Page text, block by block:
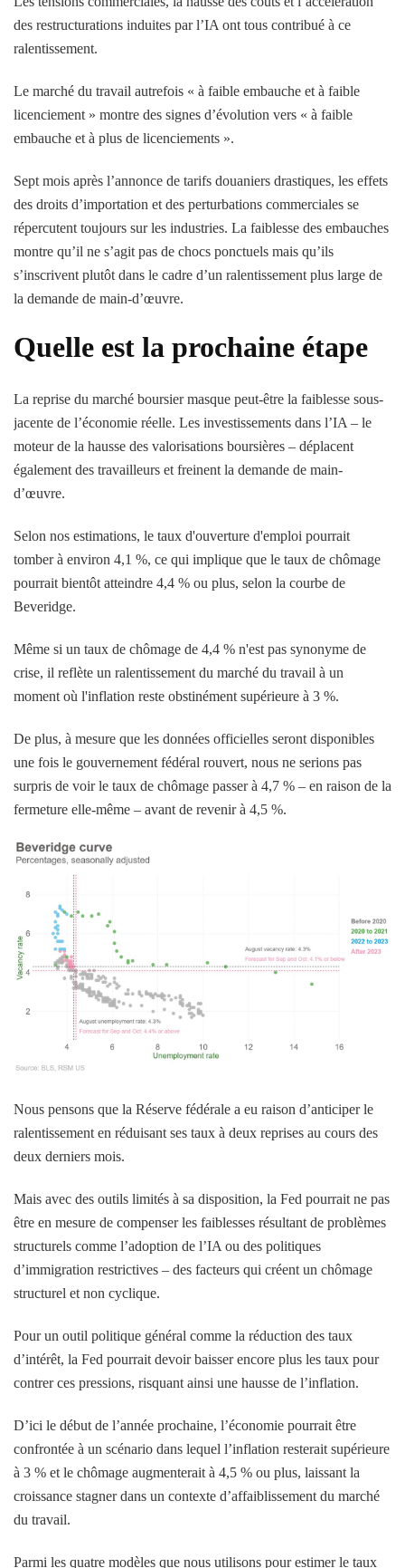
des restructurations induites par l’IA ont tous contribué à ce
ralentissement.
Le marché du travail autrefois « à faible embauche et à faible
licenciement » montre des signes d’évolution vers « à faible
embauche et à plus de licenciements ».
Sept mois après l’annonce de tarifs douaniers drastiques, les effets
des droits d’importation et des perturbations commerciales se
répercutent toujours sur les industries. La faiblesse des embauches
montre qu’il ne s’agit pas de chocs ponctuels mais qu’ils
s’inscrivent plutôt dans le cadre d’un ralentissement plus large de
la demande de main-d’œuvre.
Quelle est la prochaine étape
La reprise du marché boursier masque peut-être la faiblesse sous-
jacente de l’économie réelle. Les investissements dans l’IA – le
moteur de la hausse des valorisations boursières – déplacent
également des travailleurs et freinent la demande de main-
d’œuvre.
Selon nos estimations, le taux d'ouverture d'emploi pourrait
tomber à environ 4,1 %, ce qui implique que le taux de chômage
pourrait bientôt atteindre 4,4 % ou plus, selon la courbe de
Beveridge.
Même si un taux de chômage de 4,4 % n'est pas synonyme de
crise, il reflète un ralentissement du marché du travail à un
moment où l'inflation reste obstinément supérieure à 3 %.
De plus, à mesure que les données officielles seront disponibles
une fois le gouvernement fédéral rouvert, nous ne serions pas
surpris de voir le taux de chômage passer à 4,7 % – en raison de la
fermeture elle-même – avant de revenir à 4,5 %.
Nous pensons que la Réserve fédérale a eu raison d’anticiper le
ralentissement en réduisant ses taux à deux reprises au cours des
deux derniers mois.
Mais avec des outils limités à sa disposition, la Fed pourrait ne pas
être en mesure de compenser les faiblesses résultant de problèmes
structurels comme l’adoption de l’IA ou des politiques
d’immigration restrictives – des facteurs qui créent un chômage
structurel et non cyclique.
Pour un outil politique général comme la réduction des taux
d’intérêt, la Fed pourrait devoir baisser encore plus les taux pour
contrer ces pressions, risquant ainsi une hausse de l’inflation.
D’ici le début de l’année prochaine, l’économie pourrait être
confrontée à un scénario dans lequel l’inflation resterait supérieure
à 3 % et le chômage augmenterait à 4,5 % ou plus, laissant la
croissance stagner dans un contexte d’affaiblissement du marché
du travail.
Parmi les quatre modèles que nous utilisons pour estimer le taux